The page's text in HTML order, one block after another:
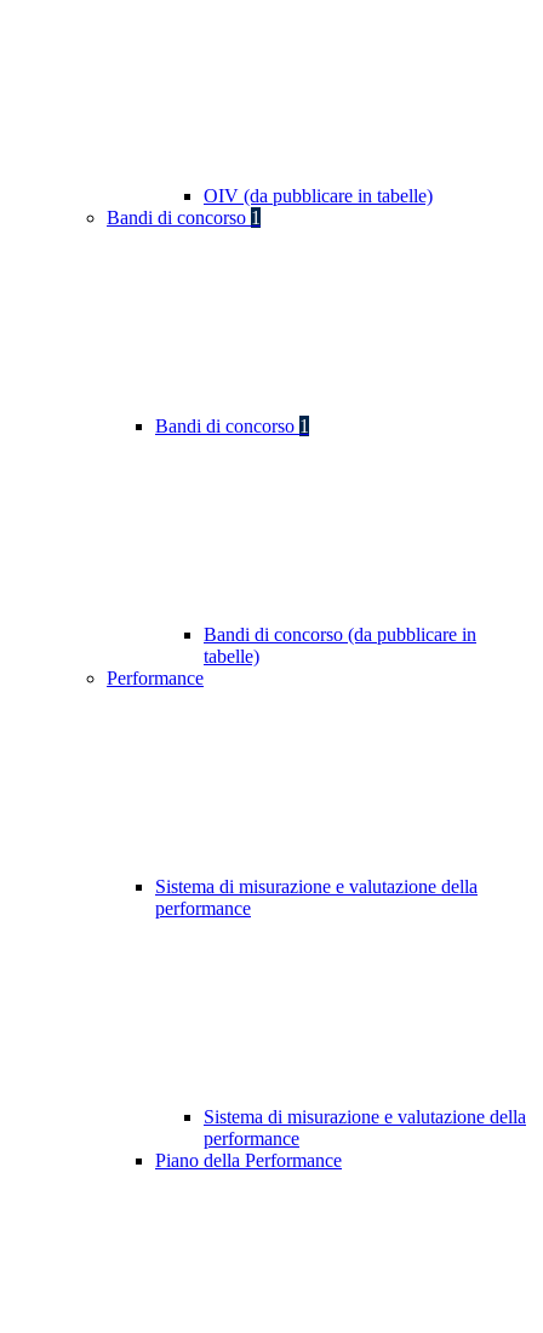
OIV (da pubblicare in tabelle)
Bandi di concorso 1
Bandi di concorso 1
Bandi di concorso (da pubblicare in
tabelle)
Performance
Sistema di misurazione e valutazione della
performance
Sistema di misurazione e valutazione della
performance
Piano della Performance